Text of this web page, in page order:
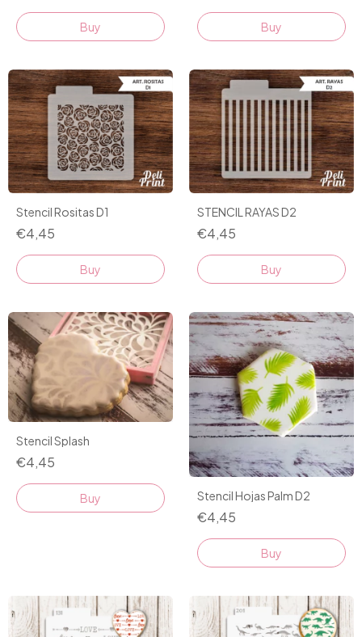
Stencil Rositas D1
€4,45
STENCIL RAYAS D2
€4,45
Stencil Splash
€4,45
Stencil Hojas Palm D2
€4,45